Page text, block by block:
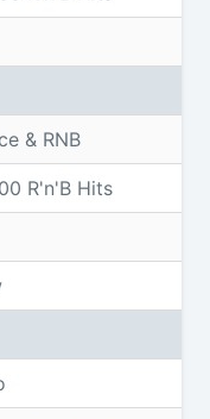
& RNB
R'n'B Hits